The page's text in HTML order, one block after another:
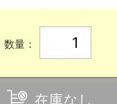
数量：
在庫なし